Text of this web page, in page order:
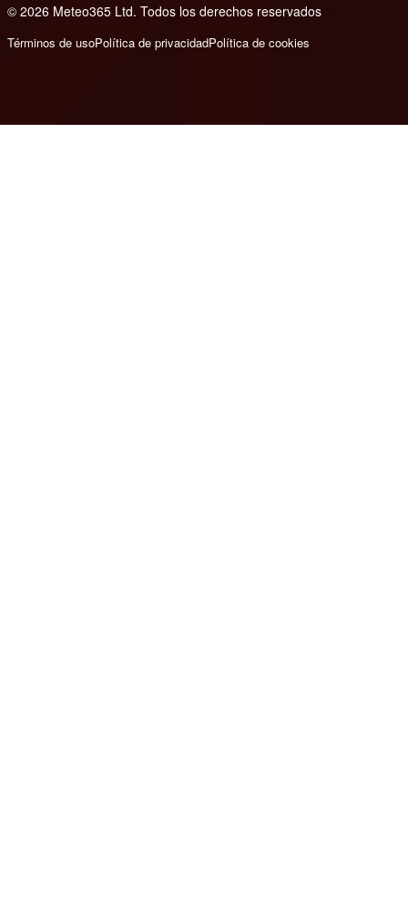
© 2026 Meteo365 Ltd. Todos los derechos reservados
Términos de usoPolítica de privacidadPolítica de cookies